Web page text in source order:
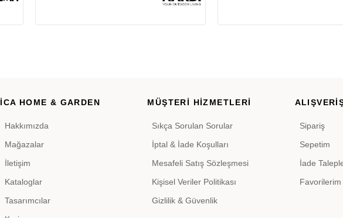
İCA HOME & GARDEN
Hakkımızda
Mağazalar
İletişim
Kataloglar
Tasarımcılar
MÜŞTERİ HİZMETLERİ
Sıkça Sorulan Sorular
İptal & İade Koşulları
Mesafeli Satış Sözleşmesi
Kişisel Veriler Politikası
Gizlilik & Güvenlik
Sipariş
Sepetim
İade
Favorilerim